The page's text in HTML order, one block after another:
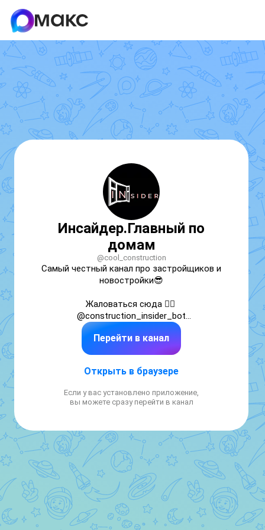
Инсайдер.Главный по
домам
@cool_construction
Самый честный канал про застройщиков и
новостройки😎
Жаловаться сюда 👉🏻
@construction_insider_bot
Все интересное выложу😉
По рекламе в MAX к агентству — +7 951 169-
Перейти в канал
Открыть в браузере
Если у вас установлено приложение,
вы можете сразу перейти в канал